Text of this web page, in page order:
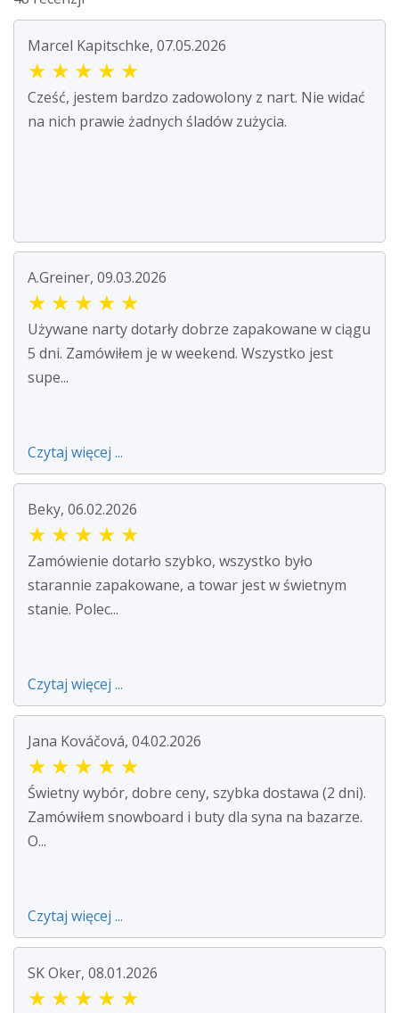
Marcel Kapitschke, 07.05.2026
★ ★ ★ ★ ★
Cześć, jestem bardzo zadowolony z nart. Nie widać
na nich prawie żadnych śladów zużycia.
A.Greiner, 09.03.2026
★ ★ ★ ★ ★
Używane narty dotarły dobrze zapakowane w ciągu
5 dni. Zamówiłem je w weekend. Wszystko jest
supe...
Czytaj więcej ...
Beky, 06.02.2026
★ ★ ★ ★ ★
Zamówienie dotarło szybko, wszystko było
starannie zapakowane, a towar jest w świetnym
stanie. Polec...
Czytaj więcej ...
Jana Kováčová, 04.02.2026
★ ★ ★ ★ ★
Świetny wybór, dobre ceny, szybka dostawa (2 dni).
Zamówiłem snowboard i buty dla syna na bazarze.
O...
Czytaj więcej ...
SK Oker, 08.01.2026
★ ★ ★ ★ ★